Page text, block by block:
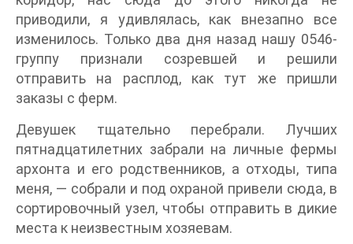
приводили, я удивлялась, как внезапно все
изменилось. Только два дня назад нашу 0546-
группу признали созревшей и решили
отправить на расплод, как тут же пришли
заказы с ферм.
Девушек тщательно перебрали. Лучших
пятнадцатилетних забрали на личные фермы
архонта и его родственников, а отходы, типа
меня, — собрали и под охраной привели сюда, в
сортировочный узел, чтобы отправить в дикие
места к неизвестным хозяевам.